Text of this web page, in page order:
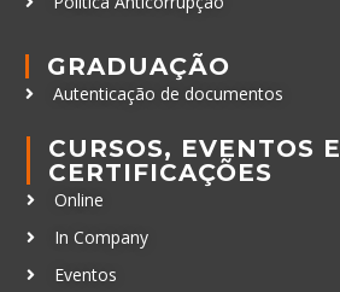
GRADUAÇÃO
Autenticação de documentos
CURSOS, EVENTOS E
CERTIFICAÇÕES
Online
In Company
Eventos